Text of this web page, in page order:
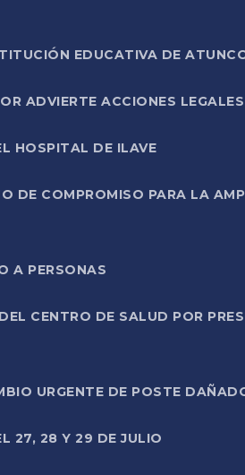
EDUCATIVA DE
ADVIERTE ACCIONES
HOSPITAL DE ILAVE
DE COMPROMISO PARA LA
A PERSONAS
CENTRO DE SALUD POR
URGENTE DE POSTE
27, 28 Y 29 DE JULIO